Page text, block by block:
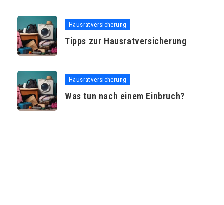
Hausratversicherung
Tipps zur Hausratversicherung
Hausratversicherung
Was tun nach einem Einbruch?